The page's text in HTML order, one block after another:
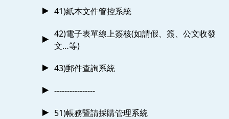
41)紙本文件管控系統
42)電子表單線上簽核(如請假、簽、公文收發
文…等)
43)郵件查詢系統
----------------
51)帳務暨請採購管理系統